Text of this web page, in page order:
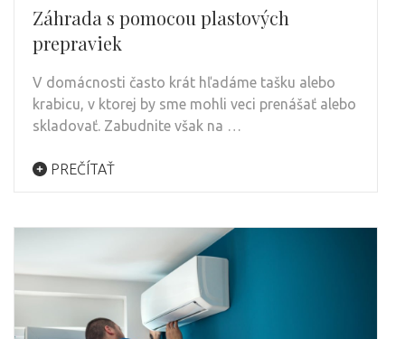
Záhrada s pomocou plastových
prepraviek
V domácnosti často krát hľadáme tašku alebo
krabicu, v ktorej by sme mohli veci prenášať alebo
skladovať. Zabudnite však na …
PREČÍTAŤ